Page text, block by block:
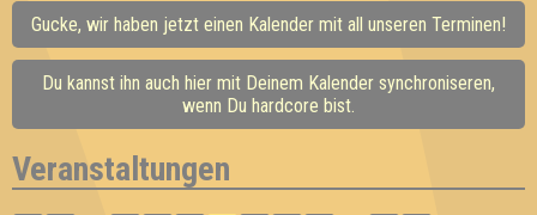
Gucke, wir haben jetzt einen Kalender mit all unseren Terminen!
Du kannst ihn auch hier mit Deinem Kalender synchroniseren,
wenn Du hardcore bist.
Veranstaltungen